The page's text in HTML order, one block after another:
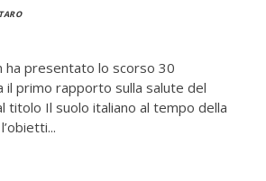
ha presentato lo scorso 30
il primo rapporto sulla salute del
titolo Il suolo italiano al tempo della